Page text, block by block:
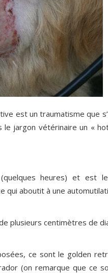
est un traumatisme que
le jargon vétérinaire un «
heures) et est
qui aboutit à une
plusieurs centimètres de
ce sont le golden
(on remarque que ce